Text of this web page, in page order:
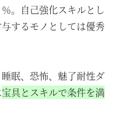
。自己強化スキルとし
するモノとしては優秀
眠、恐怖、魅了耐性ダ
宝具とスキルで条件を満